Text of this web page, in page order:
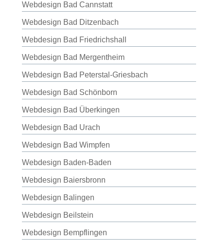
Webdesign Bad Cannstatt
Webdesign Bad Ditzenbach
Webdesign Bad Friedrichshall
Webdesign Bad Mergentheim
Webdesign Bad Peterstal-Griesbach
Webdesign Bad Schönborn
Webdesign Bad Überkingen
Webdesign Bad Urach
Webdesign Bad Wimpfen
Webdesign Baden-Baden
Webdesign Baiersbronn
Webdesign Balingen
Webdesign Beilstein
Webdesign Bempflingen